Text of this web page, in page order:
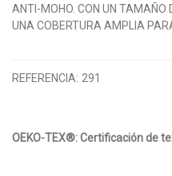
ANTI-MOHO. CON UN TAMAÑO
UNA COBERTURA AMPLIA
REFERENCIA: 291
OEKO-TEX®: Certificación de